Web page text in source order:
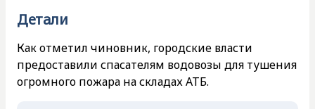
Детали
Как отметил чиновник, городские власти
предоставили спасателям водовозы для тушения
огромного пожара на складах АТБ.